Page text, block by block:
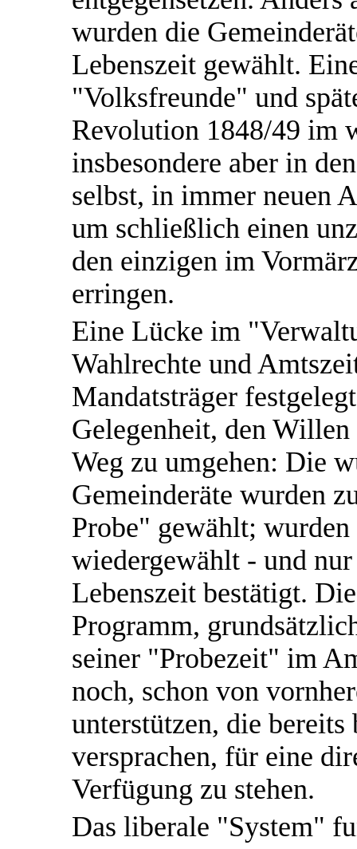
wurden die
Lebenszeit gewählt.
"Volksfreunde" und
Revolution 1848/49 im
insbesondere aber in
selbst, in immer neuen
um schließlich einen
den einzigen im
erringen.
Eine Lücke im
Wahlrechte und
Mandatsträger
Gelegenheit, den Willen
Weg zu umgehen: Die
Gemeinderäte wurden
Probe" gewählt;
wiedergewählt - und
Lebenszeit bestätigt.
Programm,
seiner "Probezeit" im
noch, schon von
unterstützen, die bereits
versprachen, für eine
Verfügung zu stehen.
Das liberale "System"